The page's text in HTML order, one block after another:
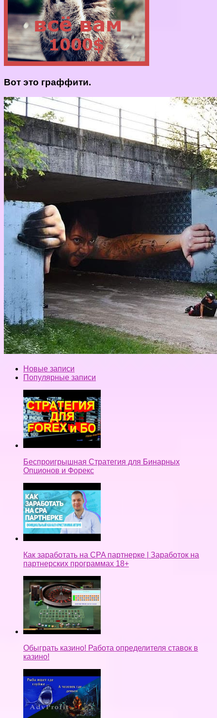
Вот это граффити.
Новые записи
Популярные записи
Беспроигрышная Стратегия для Бинарных
Опционов и Форекс
Как заработать на CPA партнерке | Заработок на
партнерских программах 18+
Обыграть казино! Работа определителя ставок в
казино!